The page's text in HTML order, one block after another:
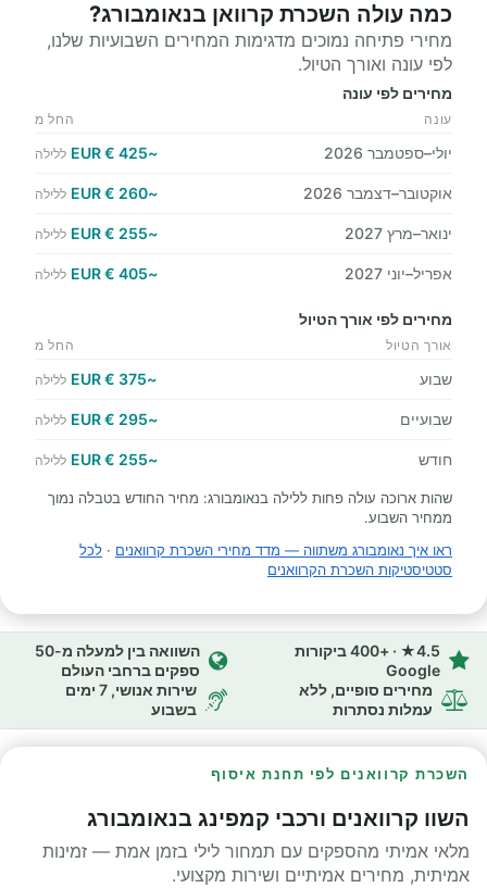
כמה עולה השכרת קרוואן בנאומבורג?
מחירי פתיחה נמוכים מדגימות המחירים השבועיות שלנו,
לפי עונה ואורך הטיול.
מחירים לפי עונה
עונה החל מ
יולי–ספטמבר 2026 ~425 € EUR ללילה
אוקטובר–דצמבר 2026 ~260 € EUR ללילה
ינואר–מרץ 2027 ~255 € EUR ללילה
אפריל–יוני 2027 ~405 € EUR ללילה
מחירים לפי אורך הטיול
אורך הטיול החל מ
שבוע ~375 € EUR ללילה
שבועיים ~295 € EUR ללילה
חודש ~255 € EUR ללילה
שהות ארוכה עולה פחות ללילה בנאומבורג: מחיר החודש בטבלה נמוך
ממחיר השבוע.
ראו איך נאומבורג משתווה — מדד מחירי השכרת קרוואנים · לכל
סטטיסטיקות השכרת הקרוואנים
4.5★ · +400 ביקורות
Google
השוואה בין למעלה מ-50
ספקים ברחבי העולם
מחירים סופיים, ללא
עמלות נסתרות
שירות אנושי, 7 ימים
בשבוע
השכרת קרוואנים לפי תחנת איסוף
השוו קרוואנים ורכבי קמפינג בנאומבורג
מלאי אמיתי מהספקים עם תמחור לילי בזמן אמת — זמינות
אמיתית, מחירים אמיתיים ושירות מקצועי.